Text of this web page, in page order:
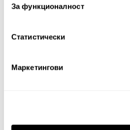
За функционалност
Статистически
Маркетингови
Тест за сигурност